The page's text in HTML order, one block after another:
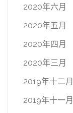
2020年六月
2020年五月
2020年四月
2020年三月
2019年十二月
2019年十一月